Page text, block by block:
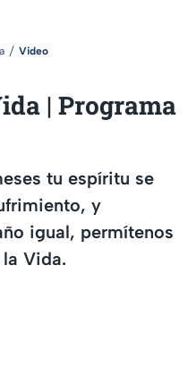
Video
| Programa
tu espíritu se
y
igual, permítenos
Vida.